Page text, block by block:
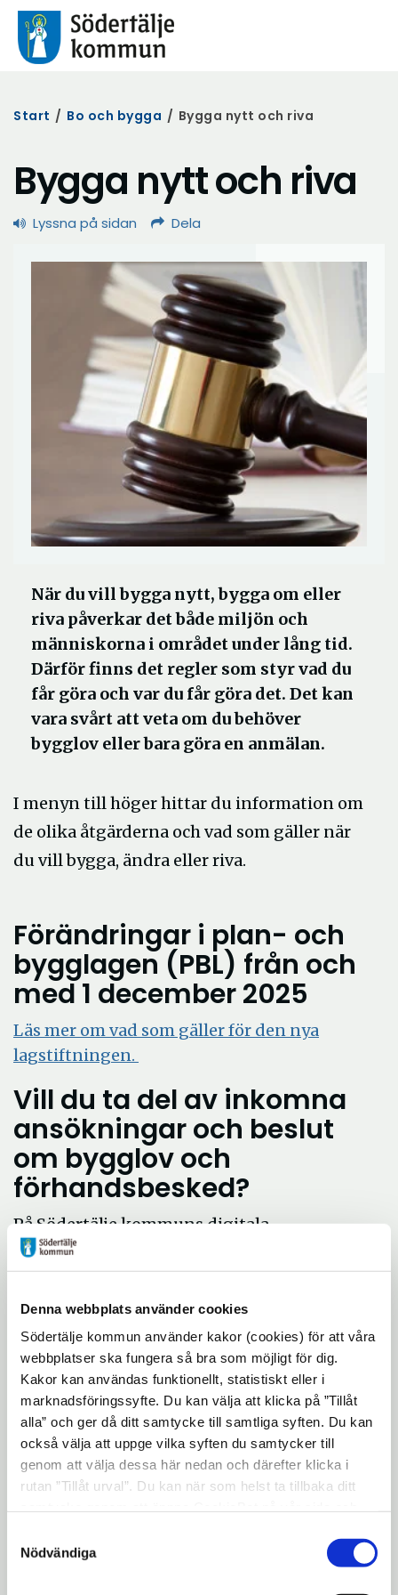
Denna webbplats använder cookies
Södertälje kommun använder kakor (cookies) för att våra
webbplatser ska fungera så bra som möjligt för dig.
Kakor kan användas funktionellt, statistiskt eller i
marknadsföringssyfte. Du kan välja att klicka på ”Tillåt
alla” och ger då ditt samtycke till samtliga syften. Du kan
också välja att uppge vilka syften du samtycker till
genom att välja dessa här nedan och därefter klicka i
rutan ”Tillåt urval”. Du kan när som helst ta tillbaka ditt
"Visa detaljer" kan du läsa om hur kakorna används och
hur vi och våra leverantörer inhämtar och behandlar
Nödvändiga
Start / Bo och bygga / Bygga nytt och riva
Bygga nytt och riva
Lyssna på sidan Dela
När du vill bygga nytt, bygga om eller
riva påverkar det både miljön och
människorna i området under lång tid.
Därför finns det regler som styr vad du
får göra och var du får göra det. Det kan
vara svårt att veta om du behöver
bygglov eller bara göra en anmälan.
I menyn till höger hittar du information om
de olika åtgärderna och vad som gäller när
du vill bygga, ändra eller riva.
Förändringar i plan- och
bygglagen (PBL) från och
med 1 december 2025
Läs mer om vad som gäller för den nya
lagstiftningen.
Vill du ta del av inkomna
ansökningar och beslut
om bygglov och
förhandsbesked?
På Södertälje kommuns digitala
anslagstavla kan du se vilka ansökningar
som har kommit in samt vilka beslut som
har fattats gällande bygglov och
Telefontider och frågor i pågående ärenden
Telefontider och frågor i
pågående ärenden
Under veckorna 30-33 har vi
telefontiderna nedan. Under veckorna 30-